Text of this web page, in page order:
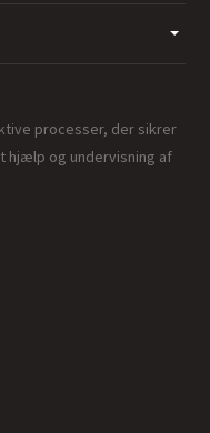
processer, der sikrer
hjælp og undervisning af